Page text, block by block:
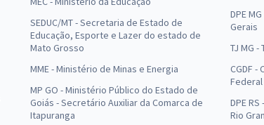
SEDUC/MT - Secretaria de Estado de
Educação, Esporte e Lazer do estado de
Mato Grosso
MME - Ministério de Minas e Energia
MP GO - Ministério Público do Estado de
Goiás - Secretário Auxiliar da Comarca de
Itapuranga
DPE
Gerais
TJ MG
CGDF
Federal
DPE
Rio